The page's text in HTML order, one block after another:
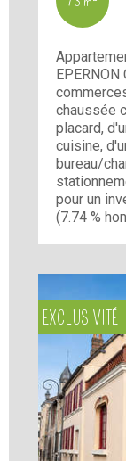
chaussée
placard,
cuisine,
bureau/
pour un
(7.74 %
EXCLUSIVITÉ